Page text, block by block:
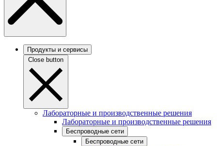
Продукты и сервисы
Close button
Лабораторные и производственные решения
Лабораторные и производственные решения
Беспроводные сети
Беспроводные сети